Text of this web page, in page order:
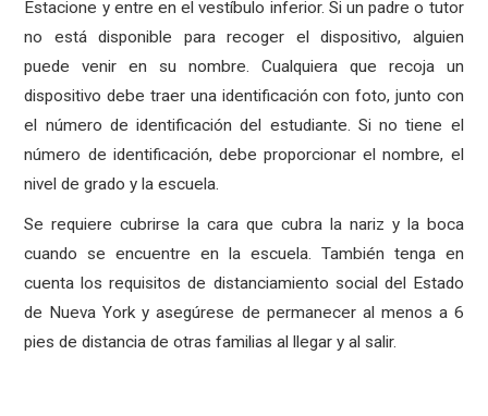
Estacione y entre en el vestíbulo inferior. Si un padre o tutor
no está disponible para recoger el dispositivo, alguien
puede venir en su nombre. Cualquiera que recoja un
dispositivo debe traer una identificación con foto, junto con
el número de identificación del estudiante. Si no tiene el
número de identificación, debe proporcionar el nombre, el
nivel de grado y la escuela.
Se requiere cubrirse la cara que cubra la nariz y la boca
cuando se encuentre en la escuela. También tenga en
cuenta los requisitos de distanciamiento social del Estado
de Nueva York y asegúrese de permanecer al menos a 6
pies de distancia de otras familias al llegar y al salir.